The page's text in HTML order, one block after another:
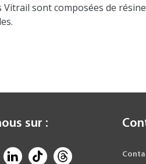
Vitrail sont composées de
sur :